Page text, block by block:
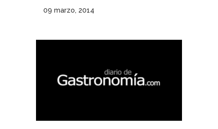
09 marzo, 2014